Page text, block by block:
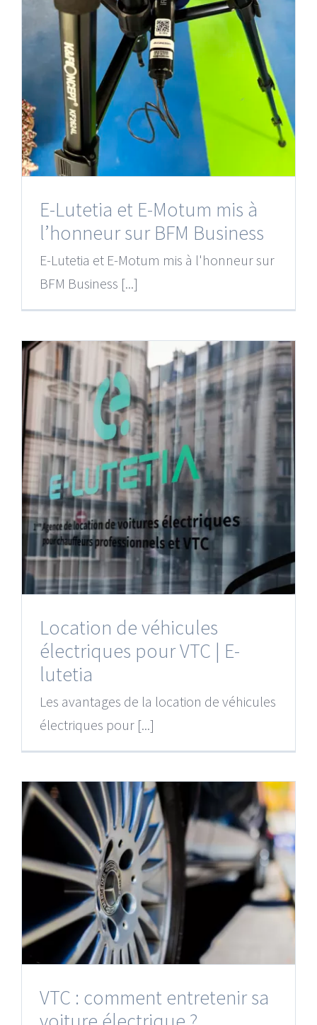
E-Lutetia et E-Motum mis à
l’honneur sur BFM Business
E-Lutetia et E-Motum mis à l'honneur sur
BFM Business [...]
Location de véhicules
électriques pour VTC | E-
lutetia
Les avantages de la location de véhicules
électriques pour [...]
VTC : comment entretenir sa